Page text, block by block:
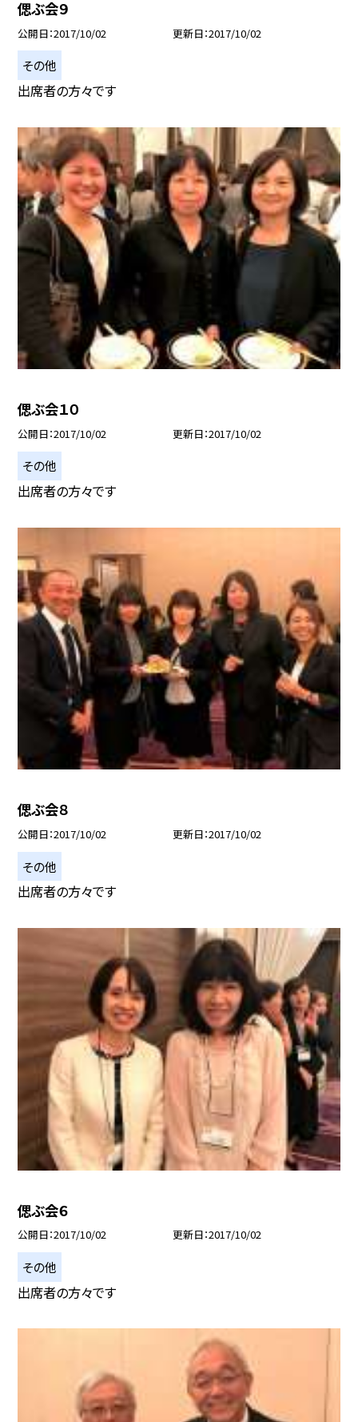
偲ぶ会９
公開日 2017/10/02 更新日 2017/10/02
その他
出席者の方々です
偲ぶ会１０
公開日 2017/10/02 更新日 2017/10/02
その他
出席者の方々です
偲ぶ会８
公開日 2017/10/02 更新日 2017/10/02
その他
出席者の方々です
偲ぶ会６
公開日 2017/10/02 更新日 2017/10/02
その他
出席者の方々です